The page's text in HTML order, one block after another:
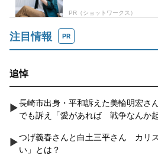
注目情報 PR
追悼
長崎市出身・平和訴えた美輪明宏
でも訴え「愛があれば 戦争なんか起
つげ義春さんと白土三平さん カリ
い」とは？